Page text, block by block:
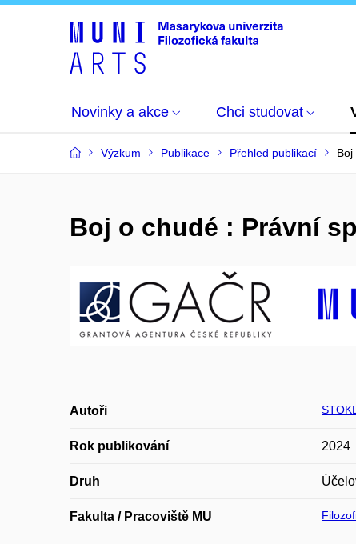
Novinky a akce Chci studovat
Výzkum Publikace Přehled publikací
Boj o chudé : Právní
Autoři
Rok publikování 2024
Druh
Fakulta / Pracoviště MU